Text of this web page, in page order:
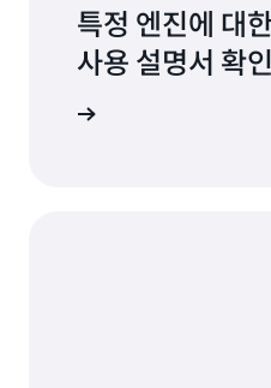
특정 엔진에 대
사용 설명서 확인